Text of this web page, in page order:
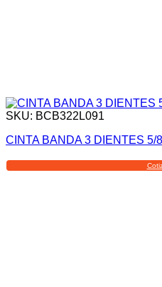
SKU: BCB322L091
CINTA BANDA 3 DIENTES 5/